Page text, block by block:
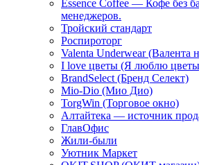
Essence Coffee — Кофе без
менеджеров.
Тройский стандарт
Роспироторг
Valenta Underwear (Валента
I love цветы (Я люблю
BrandSelect (Бренд Селект)
Mio-Dio (Мио Дио)
TorgWin (Торговое окно)
Алтайтека — источник
ГлавОфис
Жили-были
Уютник Маркет